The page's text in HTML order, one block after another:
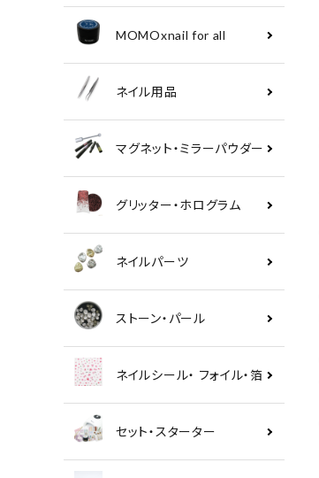
MOMOxnail for all
ネイル用品
マグネット・ミラーパウダー
グリッター・ホログラム
ネイルパーツ
ストーン・パール
ネイルシール・ フォイル・箔
セット・スターター